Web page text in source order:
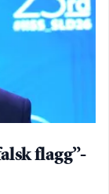
flagg”-